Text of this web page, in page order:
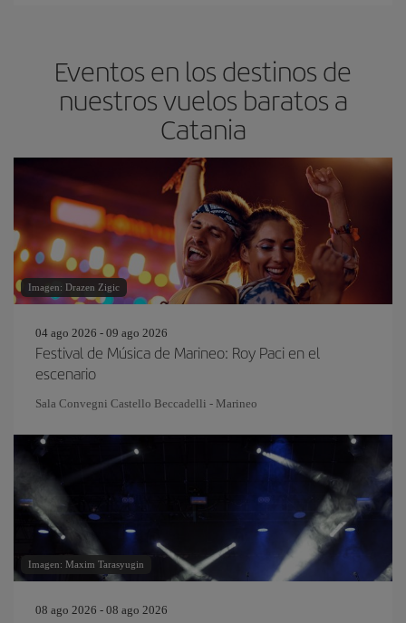
Eventos en los destinos de
nuestros vuelos baratos a
Catania
Imagen: Drazen Zigic
04 ago 2026 - 09 ago 2026
Festival de Música de Marineo: Roy Paci en el
escenario
Sala Convegni Castello Beccadelli - Marineo
Imagen: Maxim Tarasyugin
08 ago 2026 - 08 ago 2026